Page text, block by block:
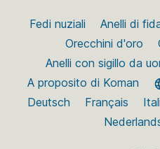
Fedi nuziali Anelli di
Orecchini d'oro
Anelli con sigillo da
A proposito di Koman
Deutsch
Français